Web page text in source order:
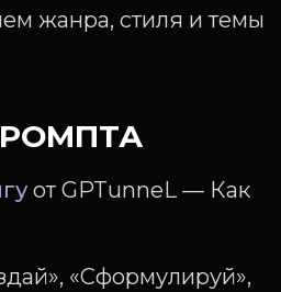
жанра, стиля и темы
от GPTunneL — Как
«Сформулируй»,